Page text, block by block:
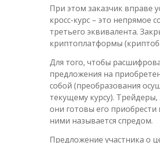
При этом заказчик вправе
кросс-курс – это
третьего эквивалента.
криптоплатформы
Для того, чтобы
предложения на
собой (преобразования
текущему курсу).
они готовы его
ними называется спредом.
Предложение участника о